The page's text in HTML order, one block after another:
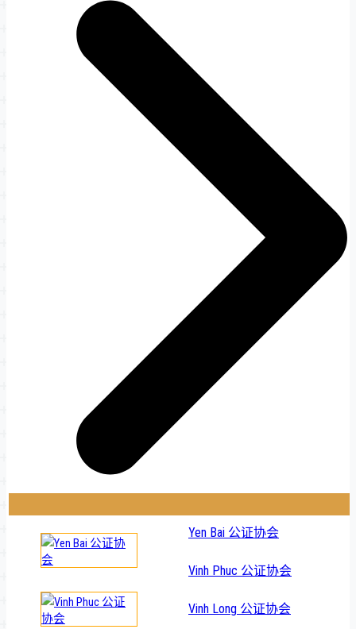
Yen Bai 公证协会
Vinh Phuc 公证协会
Vinh Long 公证协会